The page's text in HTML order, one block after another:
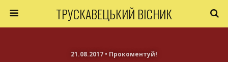
ТРУСКАВЕЦЬКИЙ ВІСНИК
21.08.2017 • Прокоментуй!